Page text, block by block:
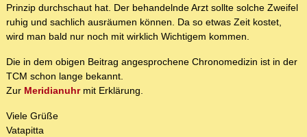
Prinzip durchschaut hat. Der behandelnde Arzt sollte solche Zweifel
ruhig und sachlich ausräumen können. Da so etwas Zeit kostet,
wird man bald nur noch mit wirklich Wichtigem kommen.
Die in dem obigen Beitrag angesprochene Chronomedizin ist in der
TCM schon lange bekannt.
Zur Meridianuhrmit Erklärung.
Viele Grüße
Vatapitta